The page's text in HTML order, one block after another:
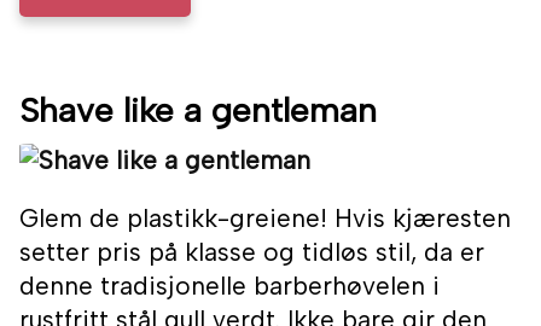
Shave like a gentleman
Glem de plastikk-greiene! Hvis kjæresten
setter pris på klasse og tidløs stil, da er
denne tradisjonelle barberhøvelen i
rustfritt stål gull verdt. Ikke bare gir den